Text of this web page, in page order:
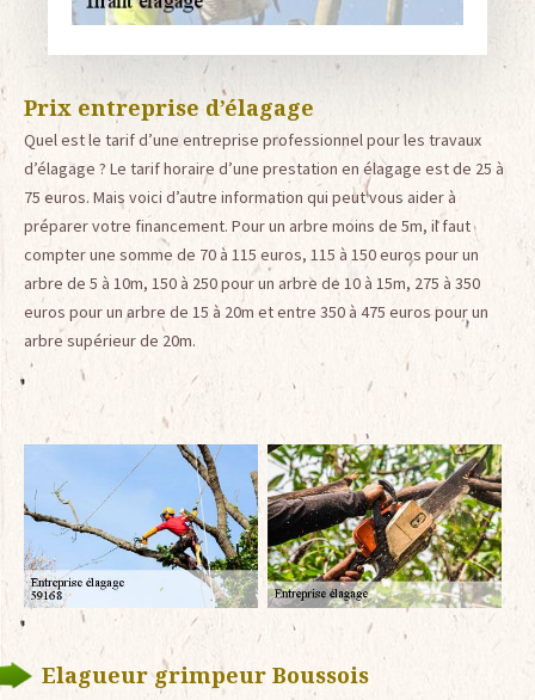
Prix entreprise d’élagage
Quel est le tarif d’une entreprise professionnel pour les travaux
d’élagage ? Le tarif horaire d’une prestation en élagage est de 25 à
75 euros. Mais voici d’autre information qui peut vous aider à
préparer votre financement. Pour un arbre moins de 5m, il faut
compter une somme de 70 à 115 euros, 115 à 150 euros pour un
arbre de 5 à 10m, 150 à 250 pour un arbre de 10 à 15m, 275 à 350
euros pour un arbre de 15 à 20m et entre 350 à 475 euros pour un
arbre supérieur de 20m.
Elagueur grimpeur Boussois